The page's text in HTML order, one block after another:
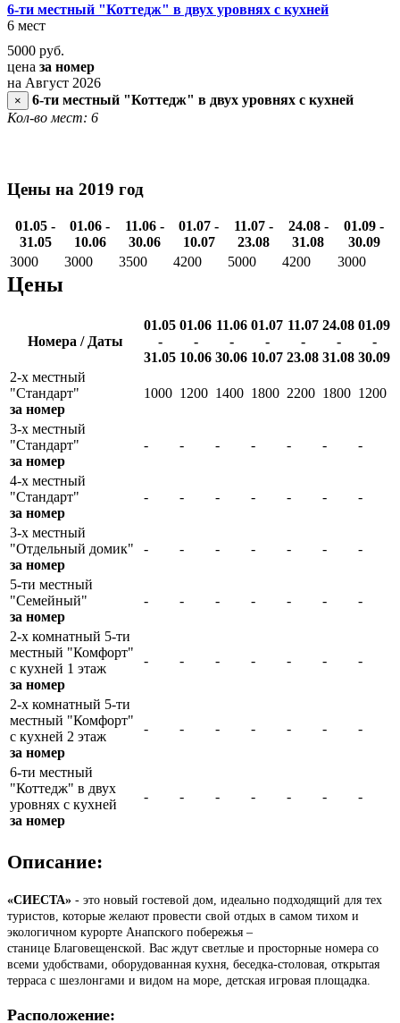
6-ти местный "Коттедж" в двух уровнях с кухней
6 мест
5000 руб.
цена за номер
на Август 2026
×
6-ти местный "Коттедж" в двух уровнях с кухней
Кол-во мест: 6
Цены на 2019 год
01.05 -
31.05
01.06 -
10.06
11.06 -
30.06
01.07 -
10.07
11.07 -
23.08
24.08 -
31.08
01.09 -
30.09
3000
3000 3500 4200 5000 4200 3000
Цены
Номера / Даты
01.05
-
31.05
01.06
-
10.06
11.06
-
30.06
01.07
-
10.07
11.07
-
23.08
24.08
-
31.08
01.09
-
30.09
2-х местный
"Стандарт"
за номер
1000 1200 1400 1800 2200 1800 1200
3-х местный
"Стандарт"
за номер
- - - - - - -
4-х местный
"Стандарт"
за номер
- - - - - - -
3-х местный
"Отдельный домик"
за номер
- - - - - - -
5-ти местный
"Семейный"
за номер
- - - - - - -
2-х комнатный 5-ти
местный "Комфорт"
с кухней 1 этаж
за номер
- - - - - - -
2-х комнатный 5-ти
местный "Комфорт"
с кухней 2 этаж
за номер
- - - - - - -
6-ти местный
"Коттедж" в двух
уровнях с кухней
за номер
- - - - - - -
Описание:
«СИЕСТА» - это новый гостевой дом, идеально подходящий для тех
туристов, которые желают провести свой отдых в самом тихом и
экологичном курорте Анапского побережья –
станице Благовещенской. Вас ждут светлые и просторные номера со
всеми удобствами, оборудованная кухня, беседка-столовая, открытая
терраса с шезлонгами и видом на море, детская игровая площадка.
Расположение: